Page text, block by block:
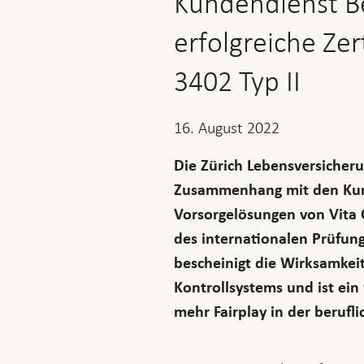
erfolgreiche
3402 Typ II
16. August 2022
Die Zürich
Zusammenhang mit den
Vorsorgelösungen von Vita
des internationalen
bescheinigt die
Kontrollsystems und ist
mehr Fairplay in der